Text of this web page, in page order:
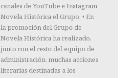
canales de YouTube e Instagram
Novela Histórica el Grupo. • En
la promoción del Grupo de
Novela Histórica ha realizado,
junto con el resto del equipo de
administración, muchas acciones
literarias destinadas a los